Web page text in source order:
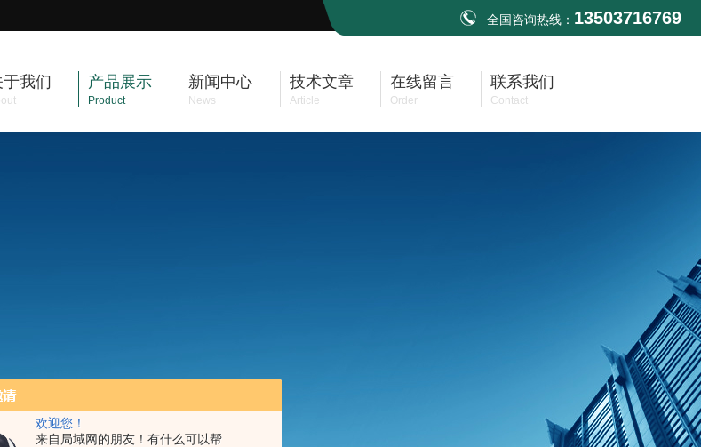
欢迎您！
来自局域网的朋友！有什么可以帮
全国咨询热线： 13503716769
于我们 产品展示
Product
新闻中心
News
技术文章
Article
在线留言
Order
联系我们
Contact